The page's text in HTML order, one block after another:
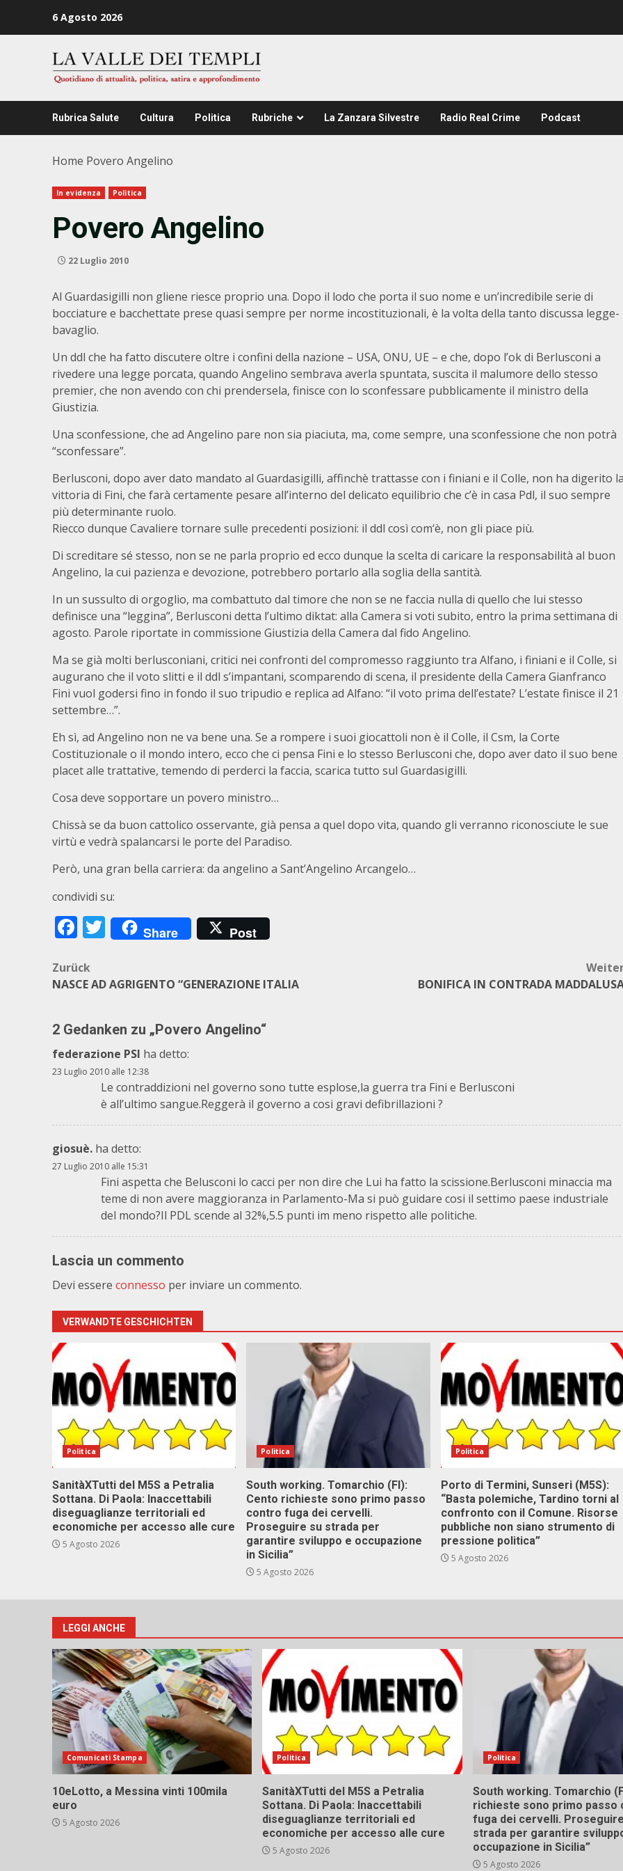
6 Agosto 2026
Rubrica Salute Cultura Politica Rubriche La Zanzara Silvestre Radio Real Crime Podcast
Home Povero Angelino
In evidenza Politica
Povero Angelino
22 Luglio 2010
Al Guardasigilli non gliene riesce proprio una. Dopo il lodo che porta il suo nome e un’incredibile serie di
bocciature e bacchettate prese quasi sempre per norme incostituzionali, è la volta della tanto discussa legge-
bavaglio.
Un ddl che ha fatto discutere oltre i confini della nazione – USA, ONU, UE – e che, dopo l’ok di Berlusconi a
rivedere una legge porcata, quando Angelino sembrava averla spuntata, suscita il malumore dello stesso
premier, che non avendo con chi prendersela, finisce con lo sconfessare pubblicamente il ministro della
Giustizia.
Una sconfessione, che ad Angelino pare non sia piaciuta, ma, come sempre, una sconfessione che non potrà
“sconfessare”.
Berlusconi, dopo aver dato mandato al Guardasigilli, affinchè trattasse con i finiani e il Colle, non ha digerito
vittoria di Fini, che farà certamente pesare all’interno del delicato equilibrio che c’è in casa Pdl, il suo sempre
più determinante ruolo.
Riecco dunque Cavaliere tornare sulle precedenti posizioni: il ddl così com‘è, non gli piace più.
Di screditare sé stesso, non se ne parla proprio ed ecco dunque la scelta di caricare la responsabilità al buon
Angelino, la cui pazienza e devozione, potrebbero portarlo alla soglia della santità.
In un sussulto di orgoglio, ma combattuto dal timore che non se ne faccia nulla di quello che lui stesso
definisce una “leggina”, Berlusconi detta l’ultimo diktat: alla Camera si voti subito, entro la prima settimana di
agosto. Parole riportate in commissione Giustizia della Camera dal fido Angelino.
Ma se già molti berlusconiani, critici nei confronti del compromesso raggiunto tra Alfano, i finiani e il Colle, si
augurano che il voto slitti e il ddl s’impantani, scomparendo di scena, il presidente della Camera Gianfranco
Fini vuol godersi fino in fondo il suo tripudio e replica ad Alfano: “il voto prima dell’estate? L’estate finisce il 21
settembre…”.
Eh sì, ad Angelino non ne va bene una. Se a rompere i suoi giocattoli non è il Colle, il Csm, la Corte
Costituzionale o il mondo intero, ecco che ci pensa Fini e lo stesso Berlusconi che, dopo aver dato il suo bene
placet alle trattative, temendo di perderci la faccia, scarica tutto sul Guardasigilli.
Cosa deve sopportare un povero ministro…
Chissà se da buon cattolico osservante, già pensa a quel dopo vita, quando gli verranno riconosciute le sue
virtù e vedrà spalancarsi le porte del Paradiso.
Però, una gran bella carriera: da angelino a Sant’Angelino Arcangelo…
condividi su:
Facebook
Twitter
Share Post
Beitragsnavigation
Zurück
NASCE AD AGRIGENTO “GENERAZIONE ITALIA
BONIFICA IN CONTRADA
2 Gedanken zu „Povero Angelino“
federazione PSI ha detto:
23 Luglio 2010 alle 12:38
Le contraddizioni nel governo sono tutte esplose,la guerra tra Fini e Berlusconi
è all’ultimo sangue.Reggerà il governo a cosi gravi defibrillazioni ?
giosuè. ha detto:
27 Luglio 2010 alle 15:31
Fini aspetta che Belusconi lo cacci per non dire che Lui ha fatto la scissione.Berlusconi minaccia ma
teme di non avere maggioranza in Parlamento-Ma si può guidare cosi il settimo paese industriale
del mondo?Il PDL scende al 32%,5.5 punti im meno rispetto alle politiche.
Lascia un commento
Devi essere connesso per inviare un commento.
VERWANDTE GESCHICHTEN
Politica
SanitàXTutti del M5S a Petralia
Sottana. Di Paola: Inaccettabili
diseguaglianze territoriali ed
economiche per accesso alle cure
5 Agosto 2026
Politica
South working. Tomarchio (FI):
Cento richieste sono primo passo
contro fuga dei cervelli.
Proseguire su strada per
garantire sviluppo e occupazione
in Sicilia”
5 Agosto 2026
Politica
Porto di Termini, Sunseri (M5S):
“Basta polemiche, Tardino torni al
confronto con il Comune. Risorse
pubbliche non siano strumento di
pressione politica”
5 Agosto 2026
LEGGI ANCHE
Comunicati Stampa
10eLotto, a Messina vinti 100mila
euro
5 Agosto 2026
Politica
SanitàXTutti del M5S a Petralia
Sottana. Di Paola: Inaccettabili
diseguaglianze territoriali ed
economiche per accesso alle cure
5 Agosto 2026
Politica
South working. Tomarchio
richieste sono primo passo
fuga dei cervelli.
strada per garantire
occupazione in Sicilia”
5 Agosto 2026